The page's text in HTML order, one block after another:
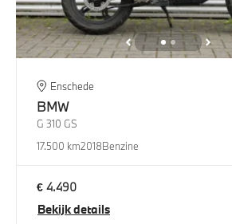
Enschede
BMW
G 310 GS
17.500 km2018Benzine
€ 4.490
Bekijk details